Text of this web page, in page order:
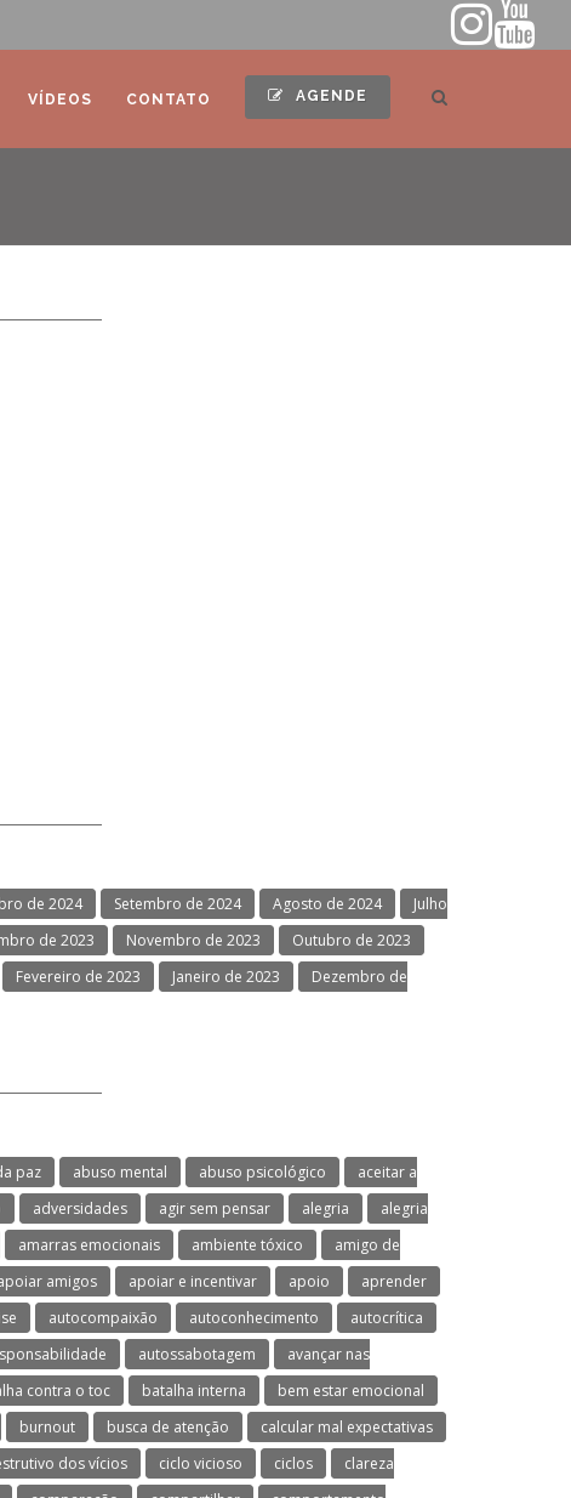
VÍDEOS CONTATO AGENDE
de 2024 Setembro de 2024 Agosto de 2024
Julho
de 2023 Novembro de 2023
Outubro de 2023
Fevereiro de 2023 Janeiro de 2023
Dezembro de
paz abuso mental abuso psicológico
aceitar a
adversidades agir sem pensar alegria
alegria
amarras emocionais ambiente tóxico
amigo de
amigos apoiar e incentivar apoio
aprender
autocompaixão autoconhecimento
autocrítica
autossabotagem
avançar nas
contra o toc batalha interna
bem estar emocional
burnout busca de atenção
calcular mal expectativas
dos vícios ciclo vicioso ciclos
clareza